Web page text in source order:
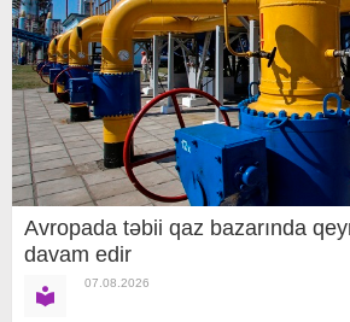
Avropada təbii qaz bazarında
davam edir
07.08.2026